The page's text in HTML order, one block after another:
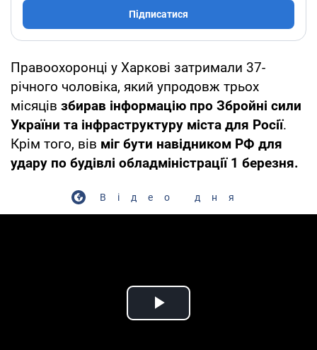
Підписатися
Правоохоронці у Харкові затримали 37-
річного чоловіка, який упродовж трьох
місяців збирав інформацію про Збройні сили
України та інфраструктуру міста для Росії.
Крім того, вів міг бути навідником РФ для
удару по будівлі обладміністрації 1 березня.
Відео дня
Play Video